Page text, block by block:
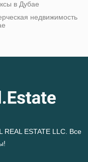
в Дубае
недвижимость
ESTATE LLC. Все